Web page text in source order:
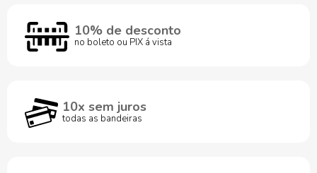
10% de desconto
no boleto ou PIX á vista
10x sem juros
todas as bandeiras